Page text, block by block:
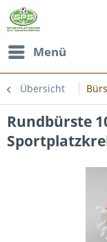
Menü
Übersicht
Rundbürste